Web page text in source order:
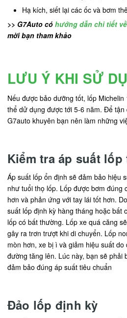
Hạ kích, siết lại các ốc và bơm
>> G7Auto có hướng dẫn chi tiết
mời bạn tham khảo
LƯU Ý KHI SỬ
Nếu được bảo dưỡng tốt, lốp Michelin
thể dử dụng được tới 5-6 năm. Để
G7auto khuyên bạn nên làm những
Kiểm tra áp suất
Áp suất lốp ổn định sẽ đảm bảo hiệu
như tuổi thọ lốp. Lốp được bơm đúng
hơn và phản ứng với tay lái tốt hơn.
suất lốp định kỳ hàng tháng hoặc bất
lốp có bất thường. Lốp xe quá căng
gây ra trơn trượt khi di chuyển. Lốp
mòn hơn, xe bị ì và giảm hiệu suất
đường tăng lên. Lúc này, bạn sẽ phải
đảm bảo đúng áp suất tiêu chuẩn
Đảo lốp định kỳ